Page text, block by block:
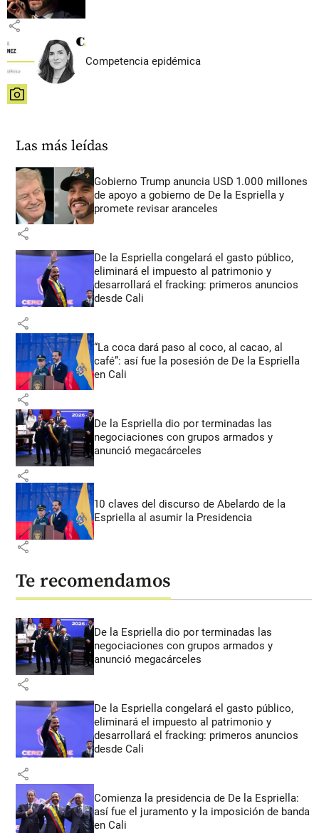
share
Competencia epidémica
share
Las más leídas
Gobierno Trump anuncia USD 1.000 millones
de apoyo a gobierno de De la Espriella y
promete revisar aranceles
share
De la Espriella congelará el gasto público,
eliminará el impuesto al patrimonio y
desarrollará el fracking: primeros anuncios
desde Cali
share
“La coca dará paso al coco, al cacao, al
café”: así fue la posesión de De la Espriella
en Cali
share
De la Espriella dio por terminadas las
negociaciones con grupos armados y
anunció megacárceles
share
10 claves del discurso de Abelardo de la
Espriella al asumir la Presidencia
share
Te recomendamos
De la Espriella dio por terminadas las
negociaciones con grupos armados y
anunció megacárceles
share
De la Espriella congelará el gasto público,
eliminará el impuesto al patrimonio y
desarrollará el fracking: primeros anuncios
desde Cali
share
Comienza la presidencia de De la Espriella:
así fue el juramento y la imposición de banda
en Cali